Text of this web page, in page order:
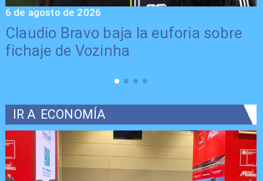
Claudio Bravo baja la euforia sobre
fichaje de Vozinha
6 de agosto de 2026
IR A ECONOMÍA